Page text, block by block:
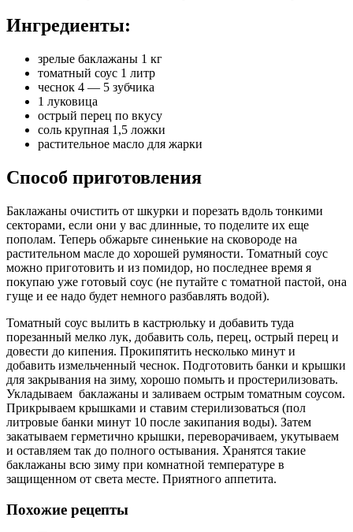
Ингредиенты:
зрелые баклажаны 1 кг
томатный соус 1 литр
чеснок 4 — 5 зубчика
1 луковица
острый перец по вкусу
соль крупная 1,5 ложки
растительное масло для жарки
Способ приготовления
Баклажаны очистить от шкурки и порезать вдоль тонкими
секторами, если они у вас длинные, то поделите их еще
пополам. Теперь обжарьте синенькие на сковороде на
растительном масле до хорошей румяности. Томатный соус
можно приготовить и из помидор, но последнее время я
покупаю уже готовый соус (не путайте с томатной пастой, она
гуще и ее надо будет немного разбавлять водой).
Томатный соус вылить в кастрюльку и добавить туда
порезанный мелко лук, добавить соль, перец, острый перец и
довести до кипения. Прокипятить несколько минут и
добавить измельченный чеснок. Подготовить банки и крышки
для закрывания на зиму, хорошо помыть и простерилизовать.
Укладываем баклажаны и заливаем острым томатным соусом.
Прикрываем крышками и ставим стерилизоваться (пол
литровые банки минут 10 после закипания воды). Затем
закатываем герметично крышки, переворачиваем, укутываем
и оставляем так до полного остывания. Хранятся такие
баклажаны всю зиму при комнатной температуре в
защищенном от света месте. Приятного аппетита.
Похожие рецепты